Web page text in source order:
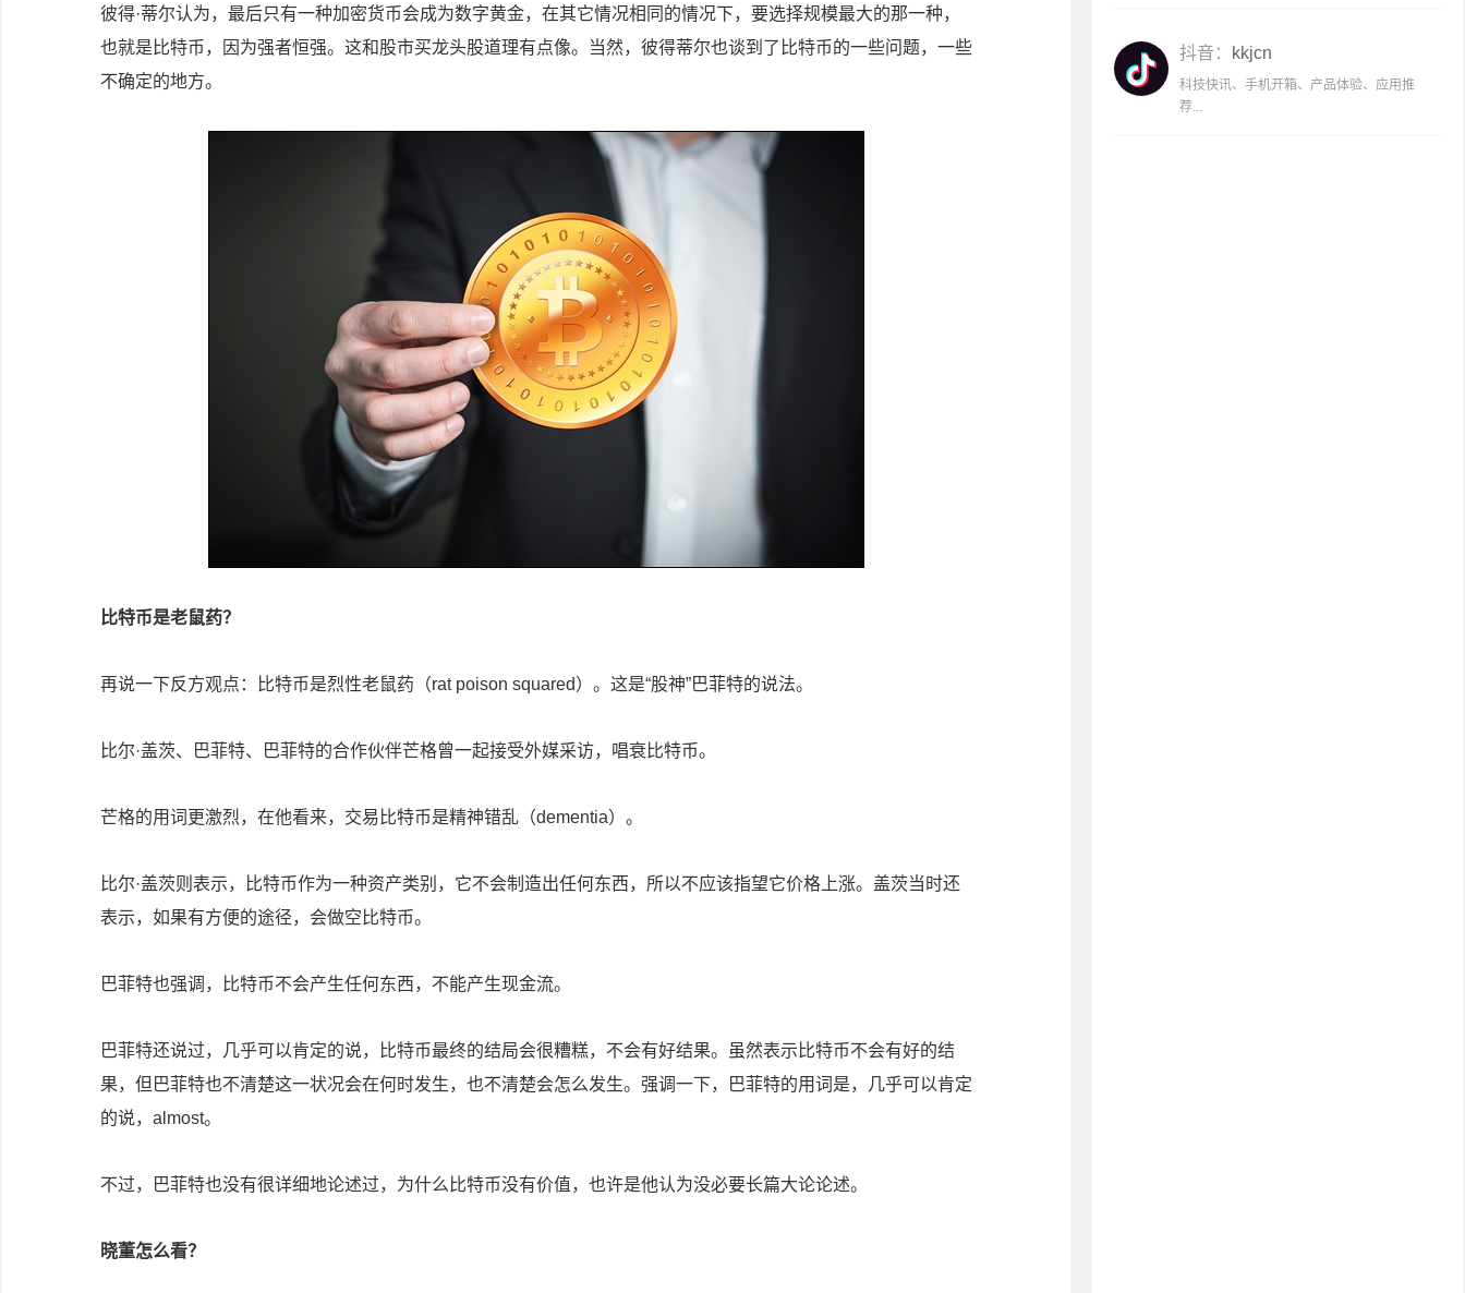
彼得·蒂尔认为，最后只有一种加密货币会成为数字黄金，在其它情况相同的情况下，要选择规模最大的那一种，
也就是比特币，因为强者恒强。这和股市买龙头股道理有点像。当然，彼得蒂尔也谈到了比特币的一些问题，一些
不确定的地方。
比特币是老鼠药？
再说一下反方观点：比特币是烈性老鼠药（rat poison squared）。这是“股神”巴菲特的说法。
比尔·盖茨、巴菲特、巴菲特的合作伙伴芒格曾一起接受外媒采访，唱衰比特币。
芒格的用词更激烈，在他看来，交易比特币是精神错乱（dementia）。
比尔·盖茨则表示，比特币作为一种资产类别，它不会制造出任何东西，所以不应该指望它价格上涨。盖茨当时还
表示，如果有方便的途径，会做空比特币。
巴菲特也强调，比特币不会产生任何东西，不能产生现金流。
巴菲特还说过，几乎可以肯定的说，比特币最终的结局会很糟糕，不会有好结果。虽然表示比特币不会有好的结
果，但巴菲特也不清楚这一状况会在何时发生，也不清楚会怎么发生。强调一下，巴菲特的用词是，几乎可以肯定
的说，almost。
不过，巴菲特也没有很详细地论述过，为什么比特币没有价值，也许是他认为没必要长篇大论论述。
晓董怎么看？
抖音： kkjcn
科技快讯、手机开箱、产品体验、应用推
荐...